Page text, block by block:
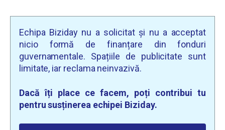
Echipa Biziday nu a solicitat și nu a acceptat
nicio formă de finanțare din fonduri
guvernamentale. Spațiile de publicitate sunt
limitate, iar reclama neinvazivă.
Dacă îți place ce facem, poți contribui tu
pentru susținerea echipei Biziday.